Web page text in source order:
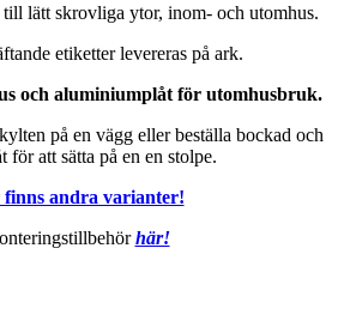
till lätt skrovliga ytor, inom- och utomhus.
etiketter levereras på ark.
och aluminiumplåt för utomhusbruk.
på en vägg eller beställa bockad och
för att sätta på en en stolpe.
andra varianter!
här!